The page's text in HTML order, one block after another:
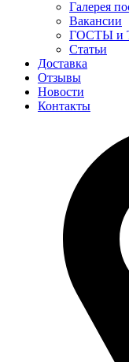
Галерея
Вакансии
ГОСТЫ и
Статьи
Доставка
Отзывы
Новости
Контакты